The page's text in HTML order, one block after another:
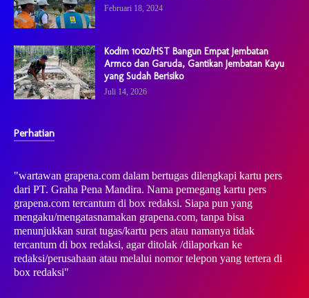
Februari 18, 2024
Kodim 1002/HST Bangun Empat Jembatan
Armco dan Garuda, Gantikan Jembatan Kayu
yang Sudah Berisiko
Juli 14, 2026
Perhatian
"wartawan grapena.com dalam bertugas dilengkapi kartu pers
dari PT. Graha Pena Mandira. Nama pemegang kartu pers
grapena.com tercantum di box redaksi. Siapa pun yang
mengaku/mengatasnamakan grapena.com, tanpa bisa
menunjukkan surat tugas/kartu pers atau namanya tidak
tercantum di box redaksi, agar ditolak /dilaporkan ke
redaksi/perusahaan atau melalui nomor telepon yang tertera di
box redaksi"